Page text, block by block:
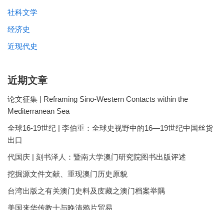
社科文学
经济史
近现代史
近期文章
论文征集 | Reframing Sino-Western Contacts within the
Mediterranean Sea
全球16-19世纪 | 李伯重：全球史视野中的16—19世纪中国丝货
出口
代国庆 | 刻书泽人：暨南大学澳门研究院图书出版评述
挖掘源文件文献、重现澳门历史原貌
台湾出版之有关澳门史料及庋藏之澳门档案举隅
美国来华传教士与晚清鸦片贸易